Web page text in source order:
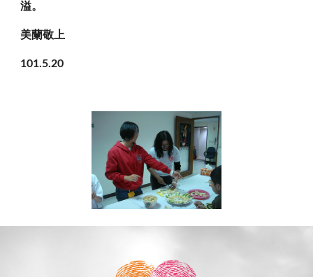
溢。
美蘭敬上
101.5.20